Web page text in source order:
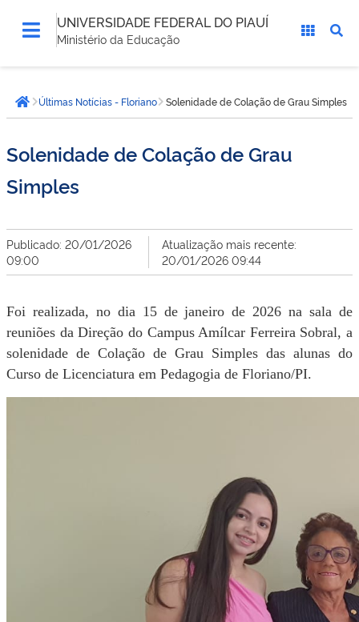
UNIVERSIDADE FEDERAL DO PIAUÍ
Ministério da Educação
está
aqui:Página inicial
Últimas Notícias - Floriano Solenidade de Colação de Grau Simples
Solenidade de Colação de Grau
Simples
Publicado: 20/01/2026
09:00
Atualização mais recente:
20/01/2026 09:44
Foi realizada, no dia 15 de janeiro de 2026 na sala de
reuniões da Direção do Campus Amílcar Ferreira Sobral, a
solenidade de Colação de Grau Simples das alunas do
Curso de Licenciatura em Pedagogia de Floriano/PI.